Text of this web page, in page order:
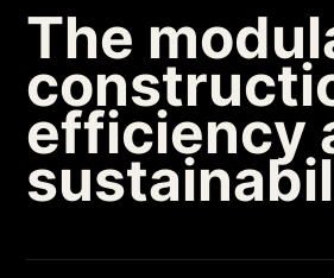
The
efficiency